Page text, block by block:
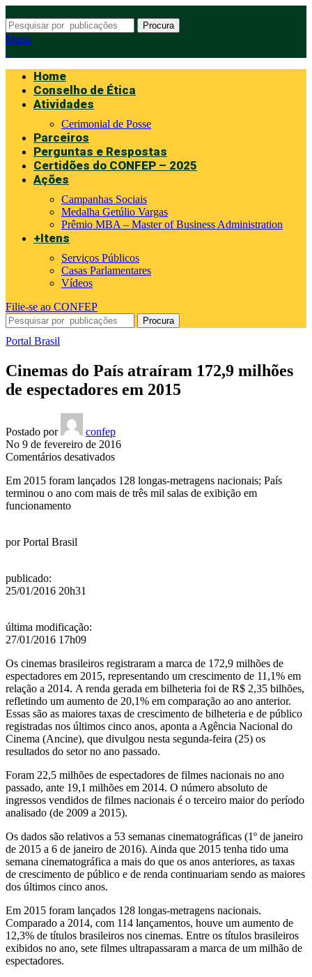
Procura
Menu
Home
Conselho de Ética
Atividades
Cerimonial de Posse
Parceiros
Perguntas e Respostas
Certidões do CONFEP – 2025
Ações
Campanhas Sociais
Medalha Getúlio Vargas
Prêmio MBA – Master of Business Administration
+Itens
Serviços Públicos
Casas Parlamentares
Vídeos
Filie-se ao CONFEP
Procura
Portal Brasil
Cinemas do País atraíram 172,9 milhões
de espectadores em 2015
Postado por
confep
No 9 de fevereiro de 2016
Comentários desativadosem
do
País
Em 2015 foram lançados 128 longas-metragens nacionais; País
terminou o ano com mais de três mil salas de exibição em
funcionamento
porPortal Brasil
publicado:
25/01/2016 20h31
última modificação:
27/01/2016 17h09
Os cinemas brasileiros registraram a marca de 172,9 milhões de
espectadores em 2015, representando um crescimento de 11,1% em
relação a 2014. A renda gerada em bilheteria foi de R$ 2,35 bilhões,
refletindo um aumento de 20,1% em comparação ao ano anterior.
Essas são as maiores taxas de crescimento de bilheteria e de público
registradas nos últimos cinco anos, aponta a Agência Nacional do
Cinema (Ancine), que divulgou nesta segunda-feira (25) os
resultados do setor no ano passado.
Foram 22,5 milhões de espectadores de filmes nacionais no ano
passado, ante 19,1 milhões em 2014. O número absoluto de
ingressos vendidos de filmes nacionais é o terceiro maior do período
analisado (de 2009 a 2015).
Os dados são relativos a 53 semanas cinematográficas (1º de janeiro
de 2015 a 6 de janeiro de 2016). Ainda que 2015 tenha tido uma
semana cinematográfica a mais do que os anos anteriores, as taxas
de crescimento de público e de renda continuariam sendo as maiores
dos últimos cinco anos.
Em 2015 foram lançados 128 longas-metragens nacionais.
Comparado a 2014, com 114 lançamentos, houve um aumento de
12,3% de títulos brasileiros nos cinemas. Entre os títulos brasileiros
exibidos no ano, sete filmes ultrapassaram a marca de um milhão de
espectadores.